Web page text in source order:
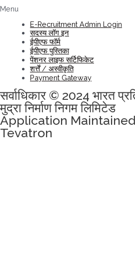
Menu
E-Recruitment Admin Login
सदस्य लॉग इन
ईपीएफ फॉर्म
ईपीएफ पुस्तिका
पेंशनर लाइफ सर्टिफिकेट
शर्त्तें / अस्वीकृति
Payment Gateway
सर्वाधिकार © 2024 भारत
मुद्रा निर्माण निगम लिमिटेड
Application
Tevatron